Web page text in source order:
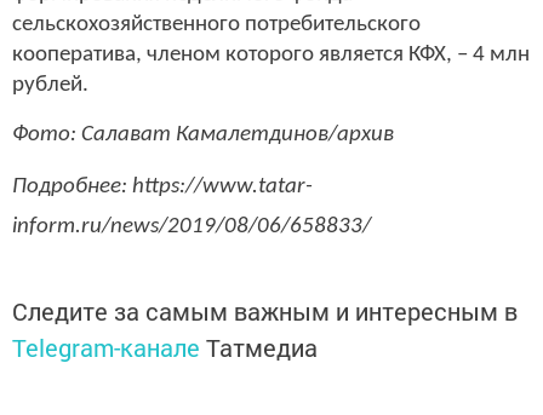
сельскохозяйственного потребительского
кооператива, членом которого является КФХ, – 4 млн
рублей.
Фото: Салават Камалетдинов/архив
Подробнее: https://www.tatar-
inform.ru/news/2019/08/06/658833/
Следите за самым важным и интересным в
Telegram-канале Татмедиа